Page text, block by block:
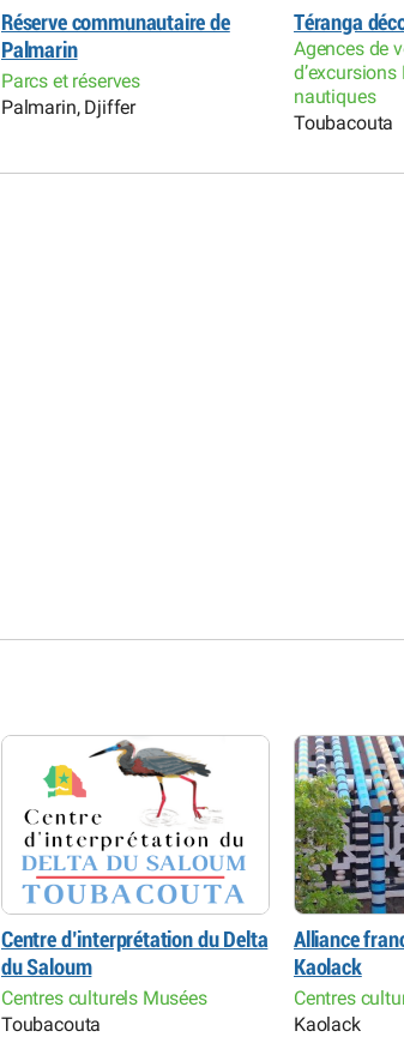
Réserve communautaire de
Palmarin
Parcs et réserves
Palmarin, Djiffer
Téranga
Agences de
nautiques
Toubacouta
Centre d’interprétation du Delta
du Saloum
Centres culturels Musées
Toubacouta
Alliance
Kaolack
Centres
Kaolack